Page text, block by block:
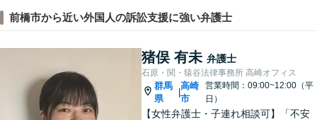
前橋市から近い外国人の訴訟支援に強い弁護士
猪俣 有未 弁護士
石原・関・猿谷法律事務所 高崎オフィス
群馬
県
|
高崎
市
営業時間：09:00~12:00（平
日）
【女性弁護士・子連れ相談可】「不安